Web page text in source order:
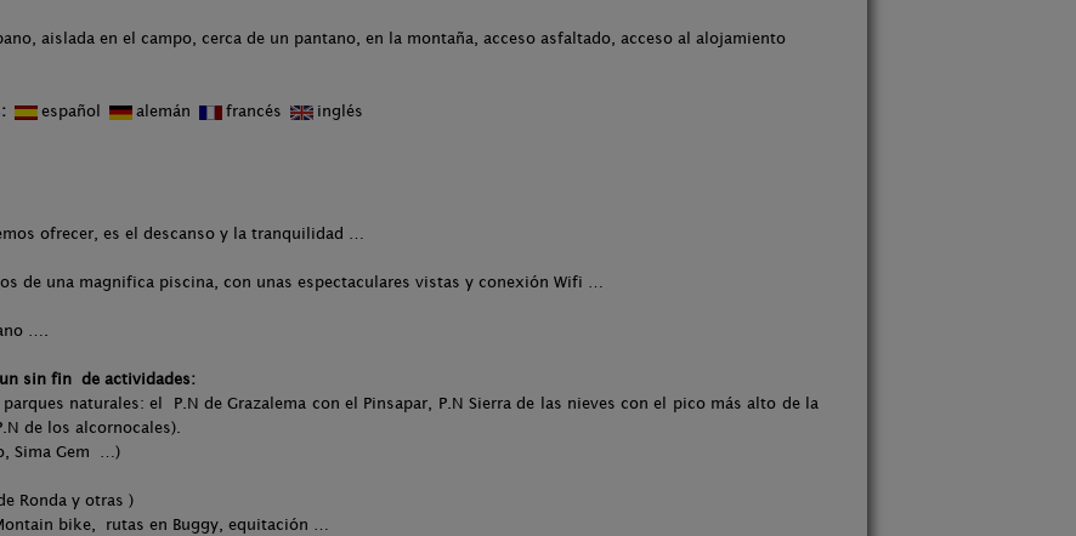
aislada en el campo, cerca de un pantano, en la montaña, acceso asfaltado, acceso al alojamiento
español alemán francés inglés
ofrecer, es el descanso y la tranquilidad …
de una magnifica piscina, con unas espectaculares vistas y conexión Wifi …
….
sin fin de actividades:
naturales: el P.N de Grazalema con el Pinsapar, P.N Sierra de las nieves con el pico más alto de la
de los alcornocales).
Sima Gem …)
Ronda y otras )
bike, rutas en Buggy, equitación …